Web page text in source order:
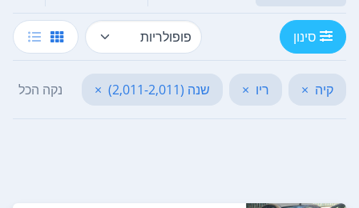
סינון
קיה × ריו × שנה (2,011-2,011) × נקה הכל